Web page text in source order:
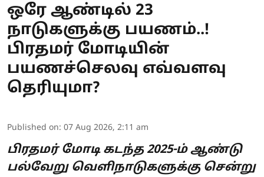
ஒரே ஆண்டில் 23
நாடுகளுக்கு பயணம்..!
பிரதமர் மோடியின்
பயணச்செலவு எவ்வளவு
தெரியுமா?
Published on: 07 Aug 2026, 2:11 am
பிரதமர் மோடி கடந்த 2025-ம் ஆண்டு
பல்வேறு வெளிநாடுகளுக்கு சென்று